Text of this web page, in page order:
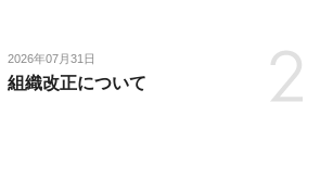
2026年07月31日
組織改正について